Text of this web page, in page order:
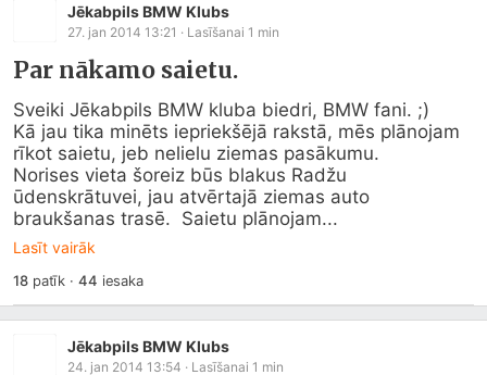
Jēkabpils BMW Klubs
27. jan 2014 13:21 · Lasīšanai 1 min
Par nākamo saietu.
Sveiki Jēkabpils BMW kluba biedri, BMW fani. ;)
Kā jau tika minēts iepriekšējā rakstā, mēs plānojam
rīkot saietu, jeb nelielu ziemas pasākumu.
Norises vieta šoreiz būs blakus Radžu
ūdenskrātuvei, jau atvērtajā ziemas auto
braukšanas trasē.  Saietu plānojam...
Lasīt vairāk
18patīk · 44 iesaka
Jēkabpils BMW Klubs
24. jan 2014 13:54 · Lasīšanai 1 min